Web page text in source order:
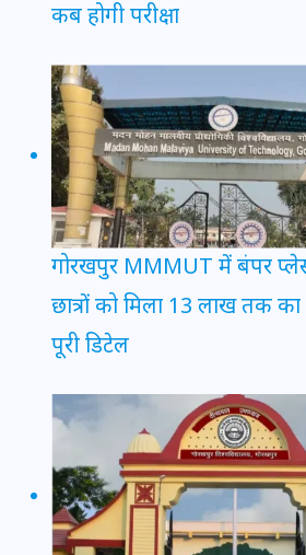
कब होगी परीक्षा
गोरखपुर MMMUT में बंपर
छात्रों को मिला 13 लाख तक
पूरी डिटेल